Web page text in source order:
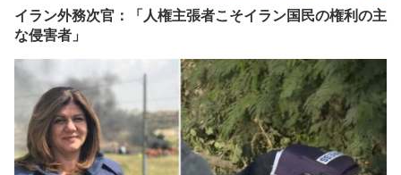
イラン外務次官：「人権主張者こそイラン国民の権利の主
な侵害者」